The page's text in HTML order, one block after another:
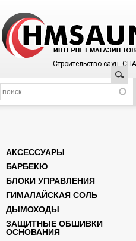
Строительство саун,
Поиск
АКСЕССУАРЫ
БАРБЕКЮ
БЛОКИ УПРАВЛЕНИЯ
ГИМАЛАЙСКАЯ СОЛЬ
ДЫМОХОДЫ
ЗАЩИТНЫЕ ОБШИВКИ
ОСНОВАНИЯ